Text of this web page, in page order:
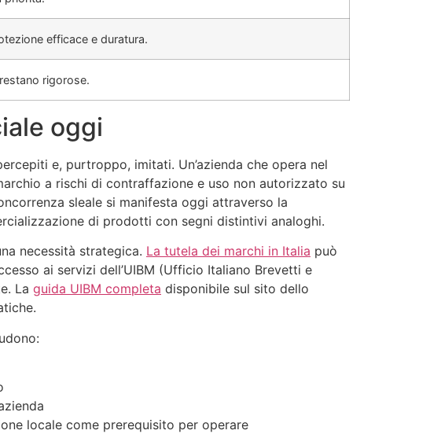
efficace e duratura.
rigorose.
oggi
e, purtroppo, imitati. Un’azienda che opera nel
a rischi di contraffazione e uso non autorizzato su
sleale si manifesta oggi attraverso la
di prodotti con segni distintivi analoghi.
necessità strategica. La tutela dei marchi in Italia può
ai servizi dell’UIBM (Ufficio Italiano Brevetti e
La guida UIBM completa disponibile sul sito dello
locale come prerequisito per operare